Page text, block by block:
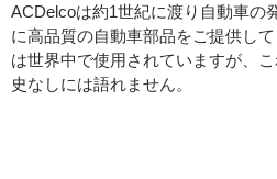
ACDelcoは約1世紀に渡り自動車の
に高品質の自動車部品をご提供し
は世界中で使用されていますが、
史なしには語れません。